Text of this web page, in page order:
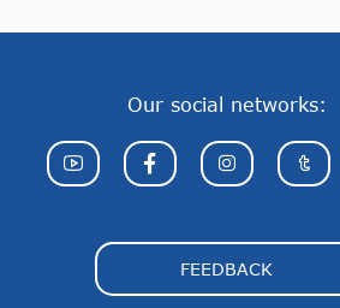
Our social networks:
FEEDBACK